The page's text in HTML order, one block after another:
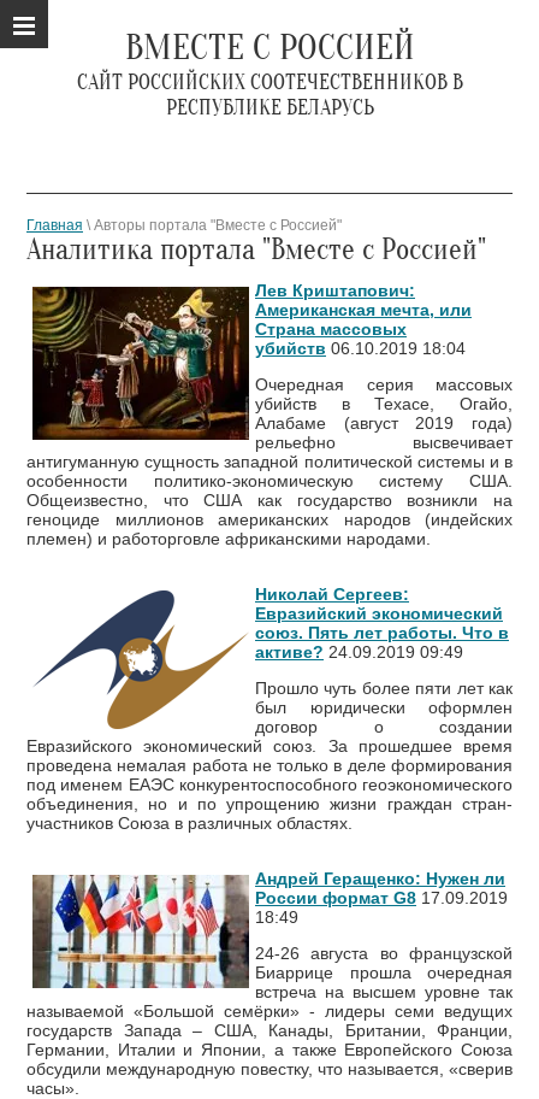
ВМЕСТЕ С РОССИЕЙ
САЙТ РОССИЙСКИХ СООТЕЧЕСТВЕННИКОВ В
РЕСПУБЛИКЕ БЕЛАРУСЬ
Главная \ Авторы портала "Вместе с Россией"
Аналитика портала "Вместе с Россией"
Лев Криштапович:
Американская мечта, или
Страна массовых
убийств 06.10.2019 18:04
Очередная серия массовых
убийств в Техасе, Огайо,
Алабаме (август 2019 года)
рельефно высвечивает
антигуманную сущность западной политической системы и в
особенности политико-экономическую систему США.
Общеизвестно, что США как государство возникли на
геноциде миллионов американских народов (индейских
племен) и работорговле африканскими народами.
Николай Сергеев:
Евразийский экономический
союз. Пять лет работы. Что в
активе? 24.09.2019 09:49
Прошло чуть более пяти лет как
был юридически оформлен
договор о создании
Евразийского экономический союз. За прошедшее время
проведена немалая работа не только в деле формирования
под именем ЕАЭС конкурентоспособного геоэкономического
объединения, но и по упрощению жизни граждан стран-
участников Союза в различных областях.
Андрей Геращенко: Нужен ли
России формат G8 17.09.2019
18:49
24-26 августа во французской
Биаррице прошла очередная
встреча на высшем уровне так
называемой «Большой семёрки» - лидеры семи ведущих
государств Запада – США, Канады, Британии, Франции,
Германии, Италии и Японии, а также Европейского Союза
обсудили международную повестку, что называется, «сверив
часы».